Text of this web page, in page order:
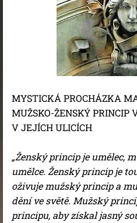
MYSTICKÁ PROCHÁZKA
MUŽSKO-ŽENSKÝ PRINCIP
V JEJÍCH ULICÍCH
„Ženský princip je umělec,
umělce. Ženský princip je
oživuje mužský princip a
dění ve světě. Mužský
principu, aby získal jasný